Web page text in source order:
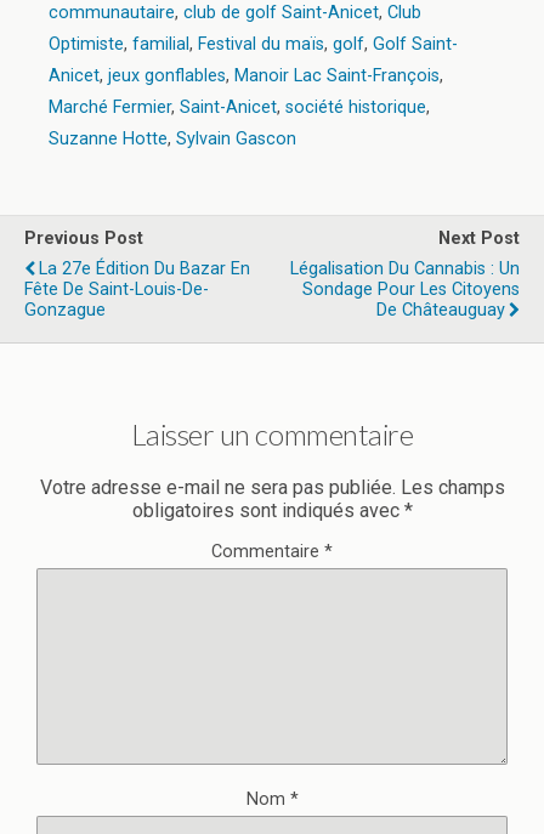
communautaire, club de golf Saint-Anicet, Club
Optimiste, familial, Festival du maïs, golf, Golf Saint-
Anicet, jeux gonflables, Manoir Lac Saint-François,
Marché Fermier, Saint-Anicet, société historique,
Suzanne Hotte, Sylvain Gascon
Previous Post
La 27e Édition Du Bazar En
Fête De Saint-Louis-De-
Gonzague
Next Post
Légalisation Du Cannabis : Un
Sondage Pour Les Citoyens
De Châteauguay
Laisser un commentaire
Votre adresse e-mail ne sera pas publiée. Les champs
obligatoires sont indiqués avec *
Commentaire *
Nom *